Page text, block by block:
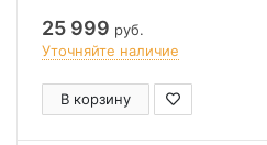
25 999 руб.
Уточняйте наличие
В корзину